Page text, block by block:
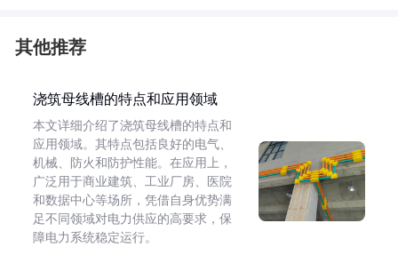
其他推荐
浇筑母线槽的特点和应用领域
本文详细介绍了浇筑母线槽的特点和
应用领域。其特点包括良好的电气、
机械、防火和防护性能。在应用上，
广泛用于商业建筑、工业厂房、医院
和数据中心等场所，凭借自身优势满
足不同领域对电力供应的高要求，保
障电力系统稳定运行。